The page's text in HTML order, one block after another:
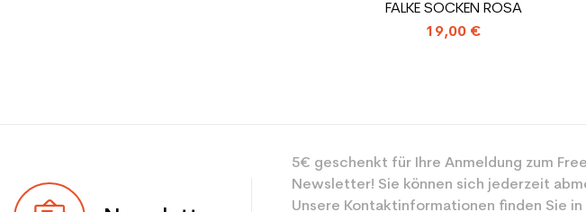
FALKE SOCKEN ROSA
19,00 €
5€ geschenkt für Ihre Anmeldung zum
Newsletter! Sie können sich jederzeit
Unsere Kontaktinformationen finden Sie in